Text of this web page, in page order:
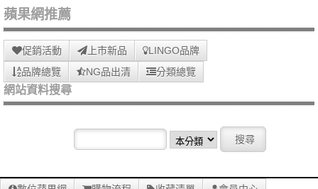
蘋果網推薦
促銷活動 上市新品
LINGO品牌
品牌總覽
NG品出清 分類總覽
網站資料搜尋